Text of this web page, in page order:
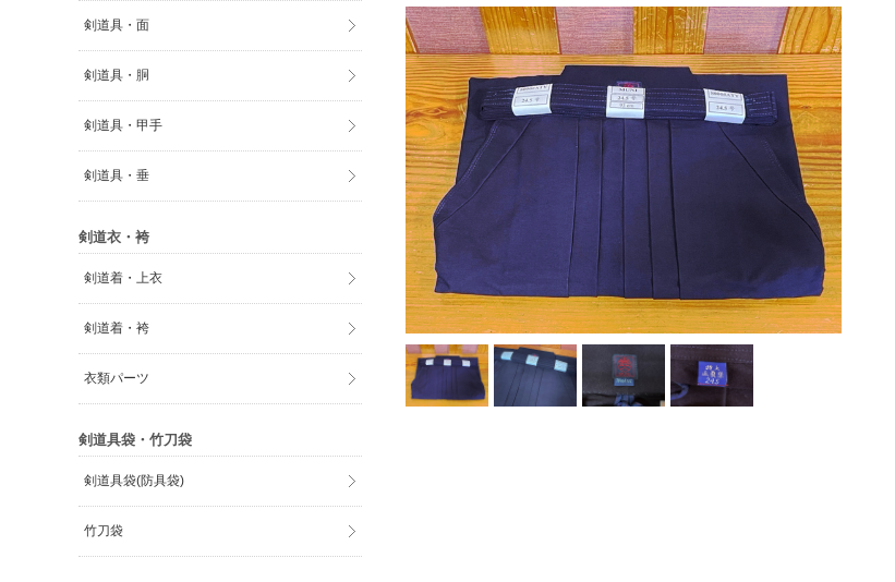
剣道具・面
剣道具・胴
剣道具・甲手
剣道具・垂
剣道衣・袴
剣道着・上衣
剣道着・袴
衣類パーツ
剣道具袋・竹刀袋
剣道具袋(防具袋)
竹刀袋